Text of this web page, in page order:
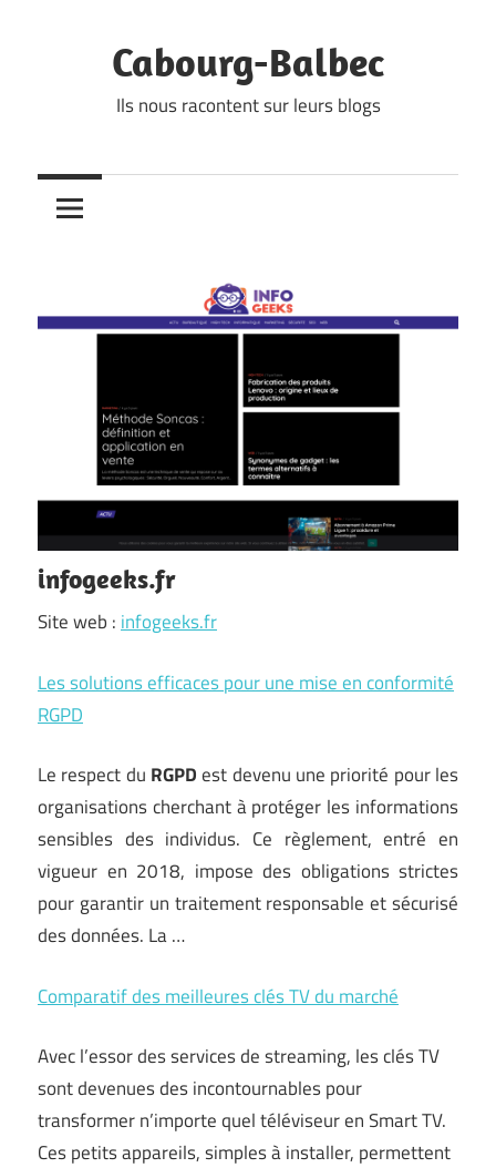
Cabourg-Balbec
Ils nous racontent sur leurs blogs
infogeeks.fr
Site web : infogeeks.fr
Les solutions efficaces pour une mise en conformité
RGPD
Le respect du RGPDest devenu une priorité pour les
organisations cherchant à protéger les informations
sensibles des individus. Ce règlement, entré en
vigueur en 2018, impose des obligations strictes
pour garantir un traitement responsable et sécurisé
des données. La …
Comparatif des meilleures clés TV du marché
Avec l’essor des services de streaming, les clés TV
sont devenues des incontournables pour
transformer n’importe quel téléviseur en Smart TV.
Ces petits appareils, simples à installer, permettent